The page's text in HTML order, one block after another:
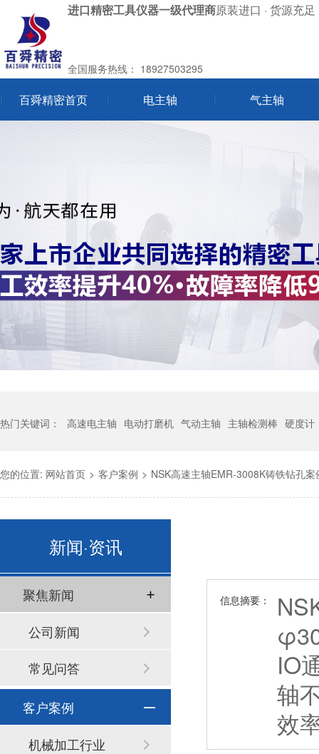
进口精密工具仪器一级代理商原装进口 · 货源充
全国服务热线： 18927503295
百舜精密首页 电主轴 气主轴
热门关键词： 高速电主轴 电动打磨机 气动主轴 主轴检测棒 硬度计
您的位置: 网站首页 > 客户案例 > NSK高速主轴EMR-3008K铸铁钻孔
信息摘要：
IO
轴
效
新闻·资讯
聚焦新闻
公司新闻
常见问答
客户案例
机械加工行业